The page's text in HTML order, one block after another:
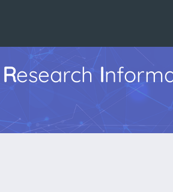
Research I